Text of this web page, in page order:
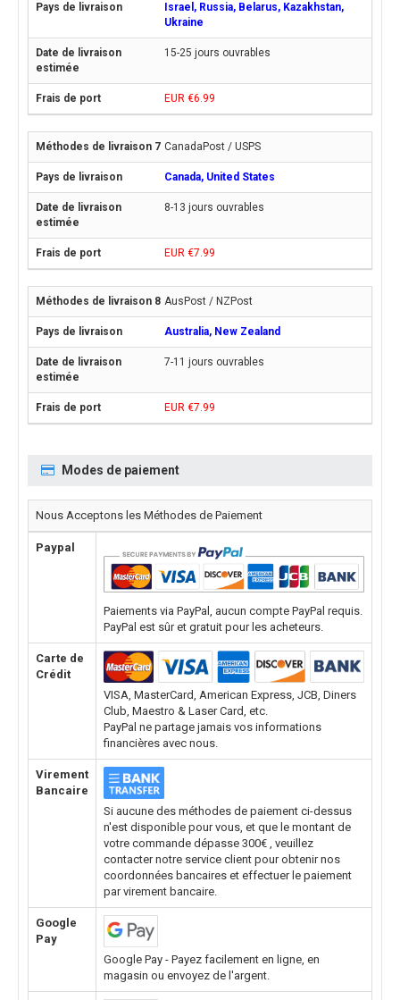
Israel, Russia, Belarus, Kazakhstan,
Ukraine
15-25 jours ouvrables
EUR €6.99
CanadaPost / USPS
Canada, United States
8-13 jours ouvrables
EUR €7.99
AusPost / NZPost
Australia, New Zealand
7-11 jours ouvrables
EUR €7.99
Modes de paiement
Nous Acceptons les Méthodes de Paiement
Paypal
Paiements via PayPal, aucun compte PayPal requis.
PayPal est sûr et gratuit pour les acheteurs.
Carte de
Crédit
VISA, MasterCard, American Express, JCB, Diners
Club, Maestro & Laser Card, etc.
PayPal ne partage jamais vos informations
financières avec nous.
Virement
Bancaire
Si aucune des méthodes de paiement ci-dessus
n'est disponible pour vous, et que le montant de
votre commande dépasse 300€ , veuillez
contacter notre service client pour obtenir nos
coordonnées bancaires et effectuer le paiement
par virement bancaire.
Google
Pay
Google Pay - Payez facilement en ligne, en
magasin ou envoyez de l'argent.